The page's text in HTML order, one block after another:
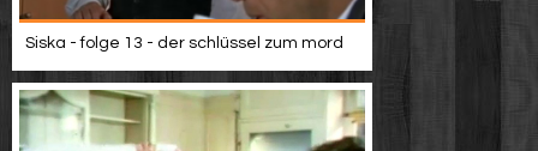
Siska - folge 13 - der schlüssel zum mord